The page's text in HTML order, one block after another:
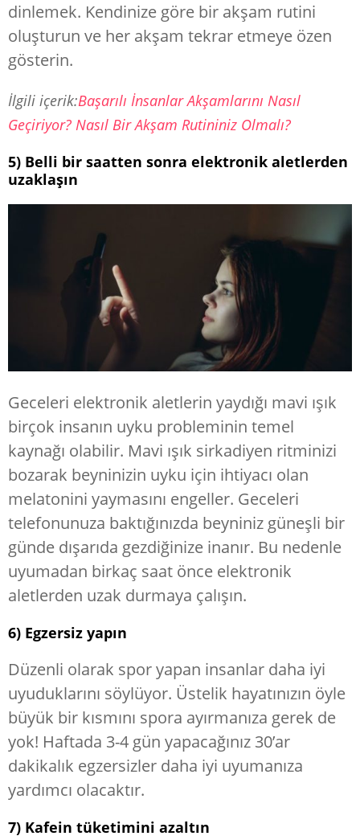
dinlemek. Kendinize göre bir akşam rutini
oluşturun ve her akşam tekrar etmeye özen
gösterin.
İlgili içerik:Başarılı İnsanlar Akşamlarını Nasıl
Geçiriyor? Nasıl Bir Akşam Rutininiz Olmalı?
5) Belli bir saatten sonra elektronik aletlerden
uzaklaşın
Geceleri elektronik aletlerin yaydığı mavi ışık
birçok insanın uyku probleminin temel
kaynağı olabilir. Mavi ışık sirkadiyen ritminizi
bozarak beyninizin uyku için ihtiyacı olan
melatonini yaymasını engeller. Geceleri
telefonunuza baktığınızda beyniniz güneşli bir
günde dışarıda gezdiğinize inanır. Bu nedenle
uyumadan birkaç saat önce elektronik
aletlerden uzak durmaya çalışın.
6) Egzersiz yapın
Düzenli olarak spor yapan insanlar daha iyi
uyuduklarını söylüyor. Üstelik hayatınızın öyle
büyük bir kısmını spora ayırmanıza gerek de
yok! Haftada 3-4 gün yapacağınız 30’ar
dakikalık egzersizler daha iyi uyumanıza
yardımcı olacaktır.
7) Kafein tüketimini azaltın